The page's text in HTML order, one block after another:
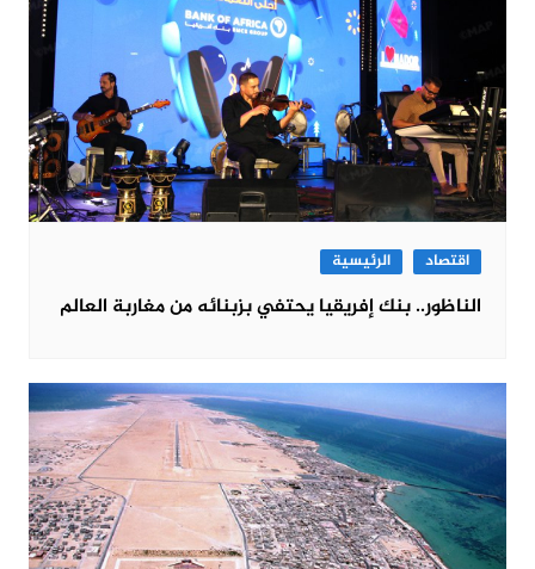
اقتصاد الرئيسية
الناظور.. بنك إفريقيا يحتفي بزبنائه من مغاربة العالم